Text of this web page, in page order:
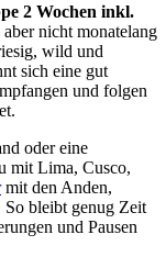
2 Wochen inkl.
nicht monatelang
wild und
sich eine gut
und folgen
oder eine
mit Lima, Cusco,
mit den Anden,
So bleibt genug Zeit
und Pausen